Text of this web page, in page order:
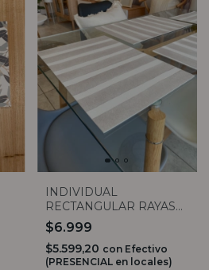
INDIVIDUAL
RECTANGULAR RAYAS
GRIS
$6.999
$5.599,20 con Efectivo
(PRESENCIAL en locales)